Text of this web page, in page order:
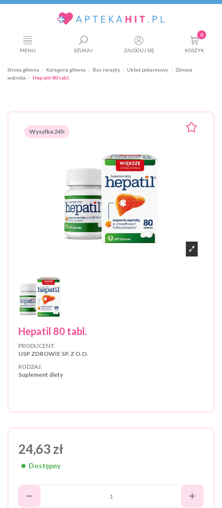
MENU SZUKAJ ZALOGUJ SIĘ
0
KOSZYK
Strona główna Kategoria główna Bez recepty Układ pokarmowy
Zdrowa
wątroba
Hepatil 80 tabl.
Wysyłka 24h
Hepatil 80 tabl.
PRODUCENT:
USP ZDROWIE SP. Z O.O.
RODZAJ:
Suplement diety
24,63 zł
Dostępny